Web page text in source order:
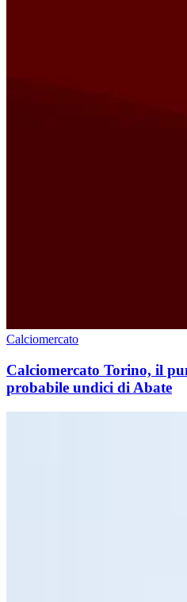
Calciomercato
Calciomercato Torino, il
probabile undici di Abate